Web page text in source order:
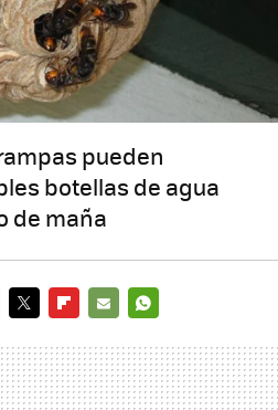
pueden
botellas de agua
de maña
MAIL